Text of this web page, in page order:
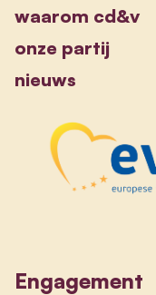
waarom cd&v
onze partij
nieuws
Engagement